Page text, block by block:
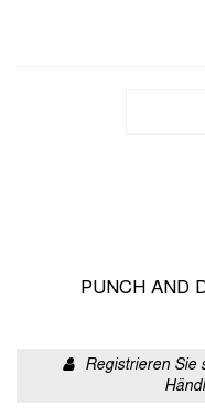
PUNCH AND
Registrieren Sie